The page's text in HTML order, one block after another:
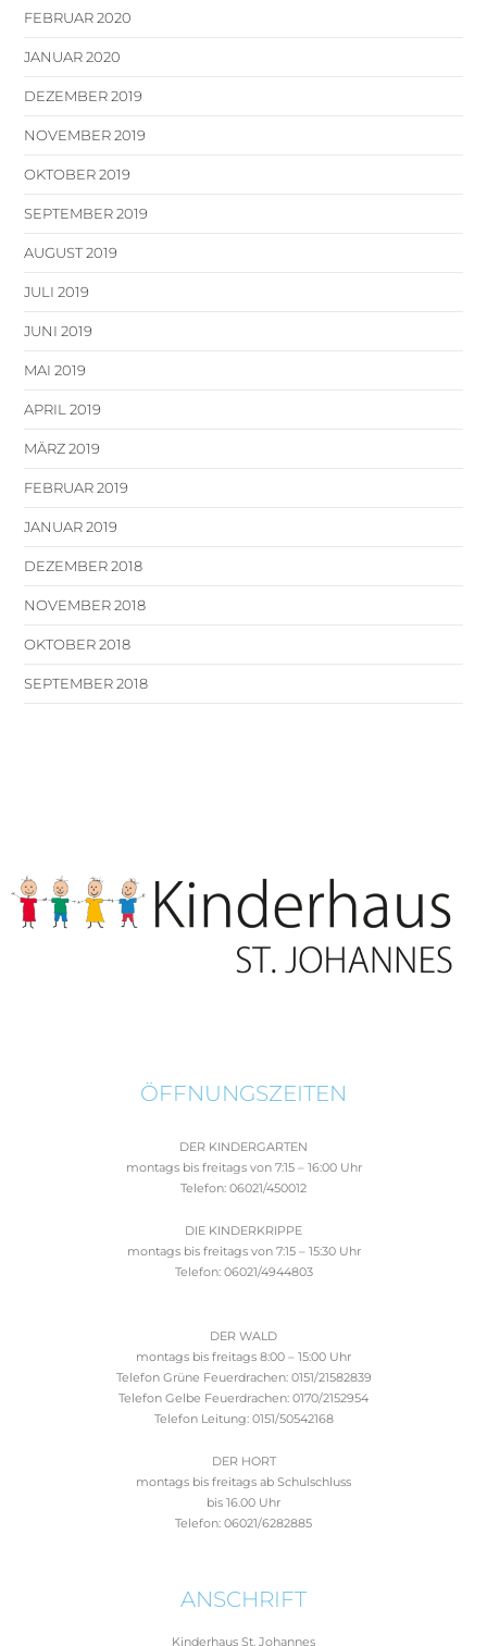
FEBRUAR 2020
JANUAR 2020
DEZEMBER 2019
NOVEMBER 2019
OKTOBER 2019
SEPTEMBER 2019
AUGUST 2019
JULI 2019
JUNI 2019
MAI 2019
APRIL 2019
MÄRZ 2019
FEBRUAR 2019
JANUAR 2019
DEZEMBER 2018
NOVEMBER 2018
OKTOBER 2018
SEPTEMBER 2018
ÖFFNUNGSZEITEN
DER KINDERGARTEN
montags bis freitags von 7:15 – 16:00 Uhr
Telefon: 06021/450012
DIE KINDERKRIPPE
montags bis freitags von 7:15 – 15:30 Uhr
Telefon: 06021/4944803
DER WALD
montags bis freitags 8:00 – 15:00 Uhr
Telefon Grüne Feuerdrachen: 0151/21582839
Telefon Gelbe Feuerdrachen: 0170/2152954
Telefon Leitung: 0151/50542168
DER HORT
montags bis freitags ab Schulschluss
bis 16.00 Uhr
Telefon: 06021/6282885
ANSCHRIFT
Kinderhaus St. Johannes